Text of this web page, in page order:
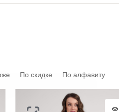
По скидке По алфавиту